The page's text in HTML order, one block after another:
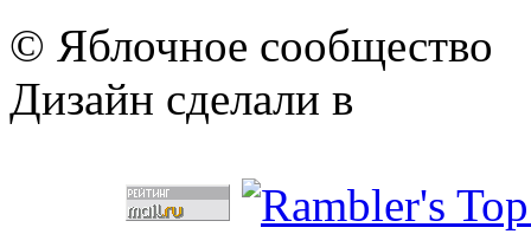
© Яблочное сообщество
Дизайн сделали в